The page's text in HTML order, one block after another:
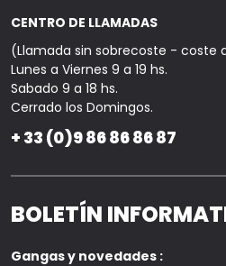
CENTRO DE LLAMADAS
(Llamada sin sobrecoste - coste
Lunes a Viernes 9 a 19 hs.
Sabado 9 a 18 hs.
Cerrado los Domingos.
+ 33 (0)9 86 86 86 87
BOLETÍN
Gangas y novedades :